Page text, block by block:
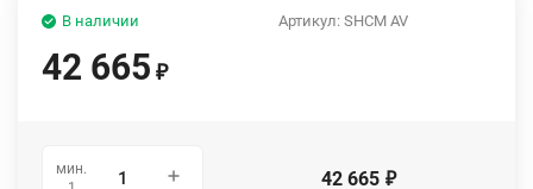
Артикул: SHCM AV
В наличии
42 665 ₽
мин.
42 665 ₽